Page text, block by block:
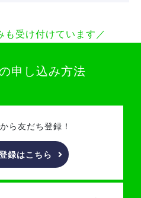
も受け付けています／
申し込み方法
ら友だち登録！
録はこちら